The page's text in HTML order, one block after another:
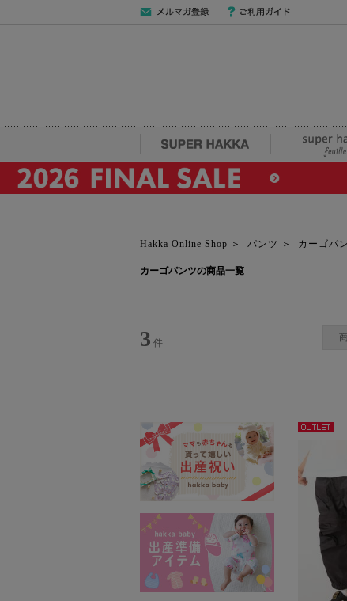
SUPER HAKKA
Hakka Online Shop ＞ パンツ ＞ カーゴパ
カーゴパンツの商品一覧
3 件